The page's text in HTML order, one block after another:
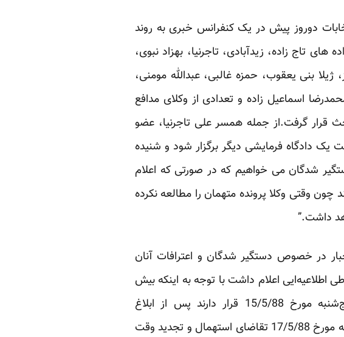
دوروز پیش در یککنفرانس خبری به روند
تاج زاده، زیدآبادی، تاجرنیا، بهزاد نبوی،
بنی یعقوب، حمزه غالبی، عبدالله مومنی،
اسماعیل زاده و تعدادی از وکلای مدافع
بحث قرار گرفت.از جمله همسر علی تاجرنیا، عضو
دادگاه فرمایشی دیگر برگزار شود و شنیده
شدگان می خواهیم که در صورتی که اعلام
چون وقتی وکلا پرونده متهمان را مطالعه نکرده
داشت.”
در خصوص دستگیر شدگان و اعترافات آنان
انقلاب اسلامی تهران طی اطلاعیه‌ایی اعلام داشت با توجه به اینکه بیش
از 10 نفر از وکلای متهمین اغتشاشات اخیر که در نوبت محاکمه روز پنج‌شنبه مورخ 15/5/88 قرار دارند پس از ابلاغ
کیفرخواست‌های انفرادی، وکلای مربوطه جهت تدارک دفاعیه حداقل تا صبح شنبه مورخ 17/5/88 تقاضای استهمال و تجدید وقت